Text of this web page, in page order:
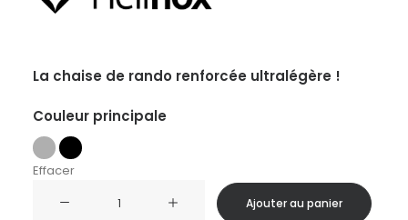
La chaise de rando renforcée ultralégère !
Couleur principale
Effacer
Ajouter au panier